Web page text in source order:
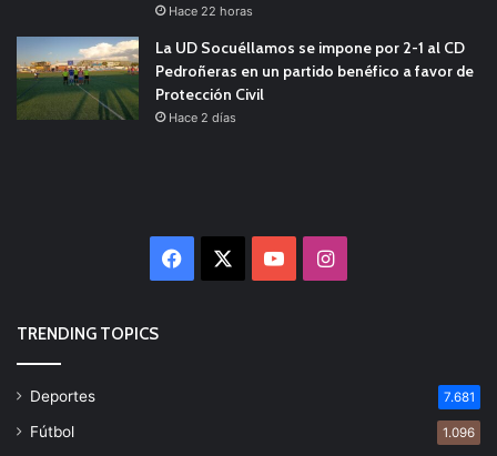
Hace 22 horas
La UD Socuéllamos se impone por 2-1 al CD
Pedroñeras en un partido benéfico a favor de
Protección Civil
Hace 2 días
Facebook YouTubeInstagram
TRENDING TOPICS
Deportes 7.681
Fútbol 1.096